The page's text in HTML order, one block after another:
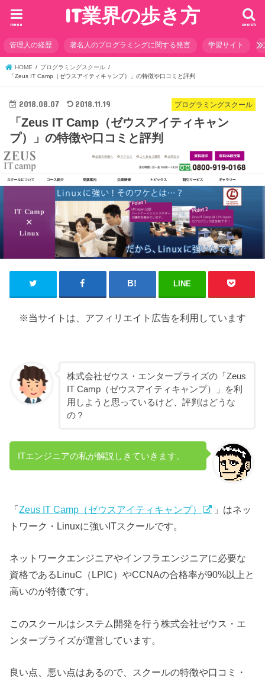
IT業界の歩き方 search
menu
管理人の経歴 著名人のプログラミングに関する発言 学習サイト
HOME
プログラミングスクール
「Zeus IT Camp（ゼウスアイティキャンプ）」の特徴や口コミと評判
プログラミングスクール
2018.08.07 2018.11.19
「Zeus IT Camp（ゼウスアイティキャン
プ）」の特徴や口コミと評判
LINE
※当サイトは、アフィリエイト広告を利用しています
株式会社ゼウス・エンタープライズの「Zeus
IT Camp（ゼウスアイティキャンプ）」を利
用しようと思っているけど、評判はどうな
の？
ITエンジニアの私が解説しきていきます。
「Zeus IT Camp（ゼウスアイティキャンプ）
」はネッ
トワーク・Linuxに強いITスクールです。
ネットワークエンジニアやインフラエンジニアに必要な
資格であるLinuC（LPIC）やCCNAの合格率が90%以上と
高いのが特徴です。
このスクールはシステム開発を行う株式会社ゼウス・エ
ンタープライズが運営しています。
良い点、悪い点はあるので、スクールの特徴や口コミ・